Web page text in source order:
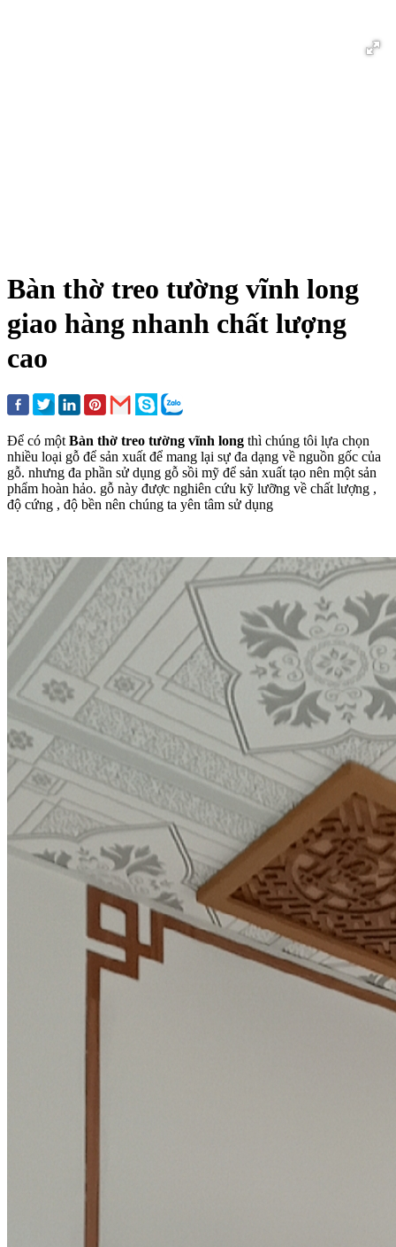
Bàn thờ treo tường vĩnh long
giao hàng nhanh chất lượng
cao
Để có mộtBàn thờ treo tường vĩnh long thì chúng tôi lựa chọn
nhiều loại gỗ để sản xuất để mang lại sự đa dạng về nguồn gốc của
gỗ. nhưng đa phần sử dụng gỗ sồi mỹ để sản xuất tạo nên một sản
phẩm hoàn hảo. gỗ này được nghiên cứu kỹ lưỡng về chất lượng ,
độ cứng , độ bền nên chúng ta yên tâm sử dụng